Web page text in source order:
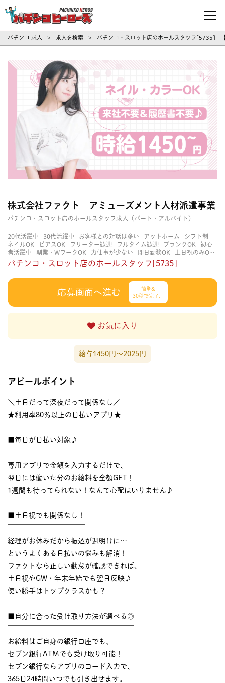
パチンコ求人・転職ならパチンコヒーロ
パチンコ 求人 > 求人を検索 > パチンコ・スロット店のホールスタッフ[5735]
株式会社ファクト アミューズメント人材派遣事業
パチンコ・スロット店のホールスタッフ求人（パート・アルバイト）
20代活躍中 30代活躍中 お客様との対話は多い アットホーム
シフト制
ネイルOK
ピアスOK フリーター歓迎 フルタイム歓迎 ブランクOK
初心
者活躍中
副業・WワークOK 力仕事が少ない 即日勤務OK
土日祝のみOK
学歴不問
服装自由 未経験・初心者OK 決められた時間できっちり
経験不要
立ち仕事 経験者・有資格者歓迎 自分の都合に合わせやすい
自由
パチンコ・スロット店のホールスタッフ[5735]
応募画面へ進む
簡単&
30秒で完了♩
お気に入り
給与1450円〜2025円
アピールポイント
＼土日だって深夜だって関係なし／
★利用率80％以上の日払いアプリ★
■毎日が日払い対象♪
専用アプリで金額を入力するだけで、
翌日には働いた分のお給料を全額GET！
1週間も待ってられない！なんて心配はいりません♪
■土日祝でも関係なし！
経理がお休みだから振込が週明けに…
というよくある日払いの悩みも解消！
ファクトなら正しい勤怠が確認できれば、
土日祝やGW・年末年始でも翌日反映♪
使い勝手はトップクラスかも？
■自分に合った受け取り方法が選べる◎
お給料はご自身の銀行口座でも、
セブン銀行ATMでも受け取り可能！
セブン銀行ならアプリのコード入力で、
365日24時間いつでも引き出せます。